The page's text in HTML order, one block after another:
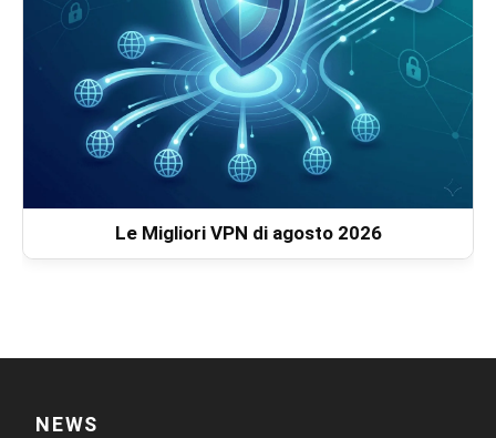
Le Migliori VPN di agosto 2026
NEWS